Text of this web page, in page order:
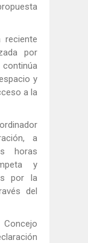
por
continúa
y
a la
a
horas
y
por la
del